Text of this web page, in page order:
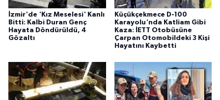
İzmir'de 'Kız Meselesi' Kanlı
Bitti: Kalbi Duran Genç
Hayata Döndürüldü, 4
Gözaltı
Küçükçekmece D-100
Karayolu'nda Katliam Gibi
Kaza: İETT Otobüsüne
Çarpan Otomobildeki 3 Kişi
Hayatını Kaybetti